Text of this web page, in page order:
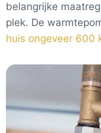
belangrijke
plek. De
huis ongeveer 600